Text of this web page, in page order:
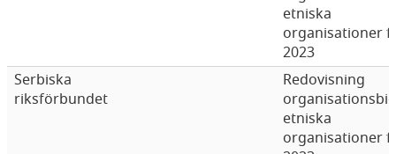
etniska
organisationer
2023
Serbiska
riksförbundet
Redovisning
etniska
organisationer